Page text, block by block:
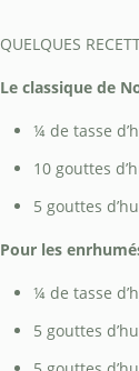
QUELQUES
Le classique de
¼ de tasse
10 gouttes
5 gouttes
Pour les
¼ de tasse
5 gouttes